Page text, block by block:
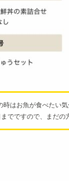
はお魚が食べたい気
でですので、まだの